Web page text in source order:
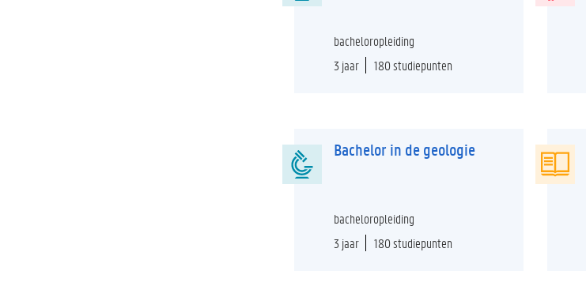
bacheloropleiding
3 jaar
180 studiepunten
Bachelor in de geologie
bacheloropleiding
3 jaar
180 studiepunten